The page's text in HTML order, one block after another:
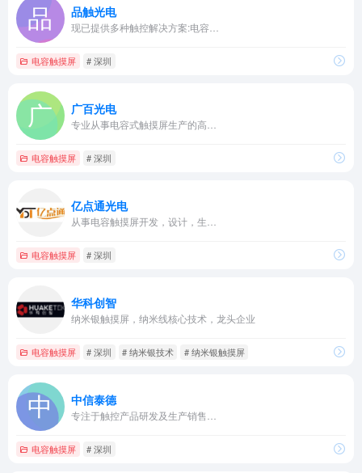
品触光电
现已提供多种触控解决方案:电容…
电容触摸屏 # 深圳
广百光电
专业从事电容式触摸屏生产的高…
电容触摸屏 # 深圳
亿点通光电
从事电容触摸屏开发，设计，生…
电容触摸屏 # 深圳
华科创智
纳米银触摸屏，纳米线核心技术，龙头企业
电容触摸屏 # 深圳 # 纳米银技术 # 纳米银触摸屏
中信泰德
专注于触控产品研发及生产销售…
电容触摸屏 # 深圳